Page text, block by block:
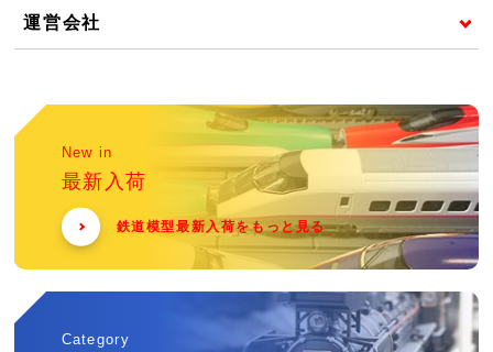
運営会社
New in
最新入荷
鉄道模型最新入荷をもっと見る
Category